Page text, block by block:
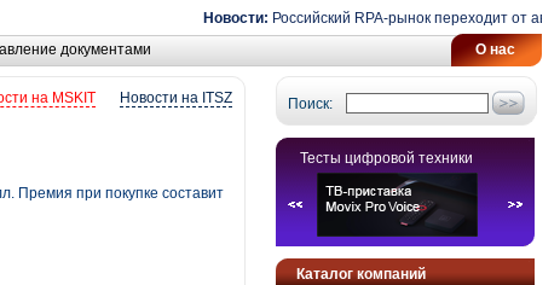
Новости: Российский RPA-рынок переходит от
О нас
документами
Поиск:
Тесты цифровой техники
Каталог компаний
Новости на ITSZ
на MSKIT
Премия при покупке составит